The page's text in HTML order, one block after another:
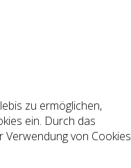
zu ermöglichen,
ein. Durch das
Verwendung von Cookies